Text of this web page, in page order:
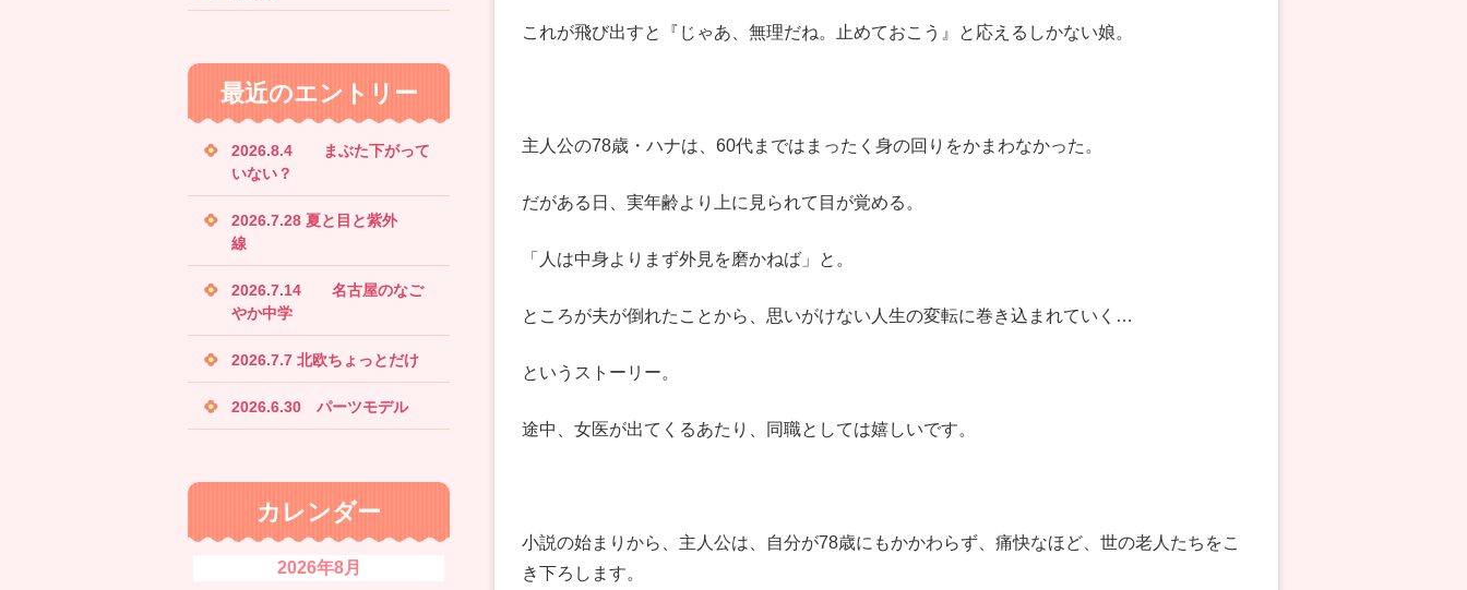
これが飛び出すと『じゃあ、無理だね。止めておこう』と応えるしかない娘。
主人公の78歳・ハナは、60代まではまったく身の回りをかまわなかった。
だがある日、実年齢より上に見られて目が覚める。
「人は中身よりまず外見を磨かねば」と。
ところが夫が倒れたことから、思いがけない人生の変転に巻き込まれていく…
というストーリー。
途中、女医が出てくるあたり、同職としては嬉しいです。
小説の始まりから、主人公は、自分が78歳にもかかわらず、痛快なほど、世の老人たちをこ
き下ろします。
最近のエントリー
2026.8.4 まぶた下がって
いない？
2026.7.28 夏と目と紫外
線
2026.7.14 名古屋のなご
やか中学
2026.7.7 北欧ちょっとだけ
2026.6.30 パーツモデル
カレンダー
2026年8月